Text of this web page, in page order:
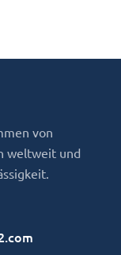
von
weltweit und